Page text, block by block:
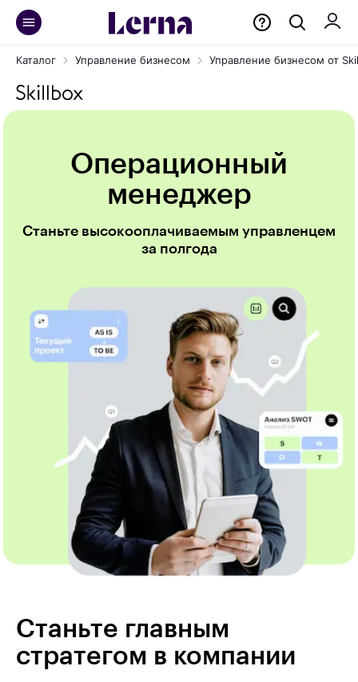
Каталог Управление бизнесом Управление бизнесом от
Операционный
менеджер
Станьте высокооплачиваемым управленцем
за полгода
Станьте главным
стратегом в компании